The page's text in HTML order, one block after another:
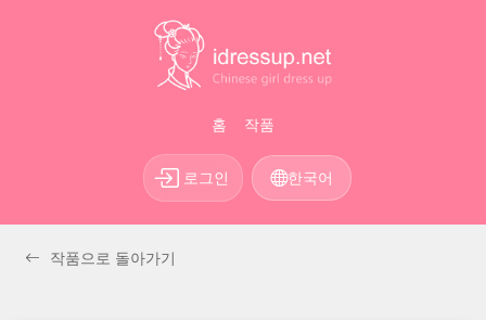
홈 작품
로그인 한국어
작품으로 돌아가기